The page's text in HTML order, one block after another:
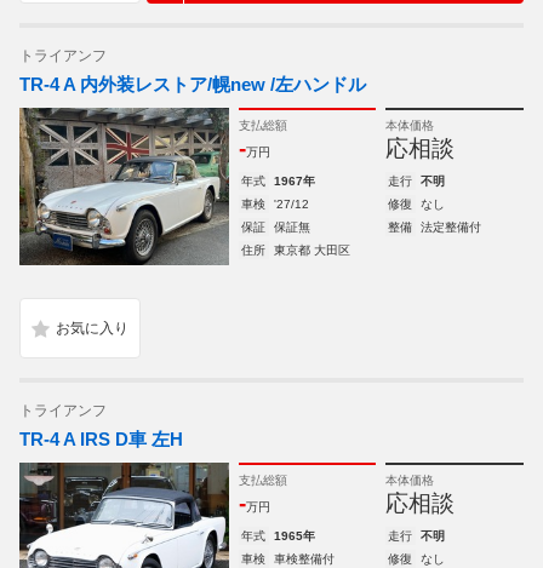
トライアンフ
TR-4 A 内外装レストア/幌new /左ハンドル
支払総額
-万円
本体価格
応相談
年式 1967年 走行
不明
車検
'27/12 修復
なし
保証
保証無 整備
法定整備付
住所
東京都 大田区
トライアンフ
TR-4 A IRS D車 左H
支払総額
-万円
本体価格
応相談
年式 1965年 走行
不明
車検
車検整備付 修復
なし